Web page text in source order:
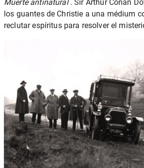
Muerte antinatural . Sir Arthur Conan
los guantes de Christie a una médium
reclutar espíritus para resolver el